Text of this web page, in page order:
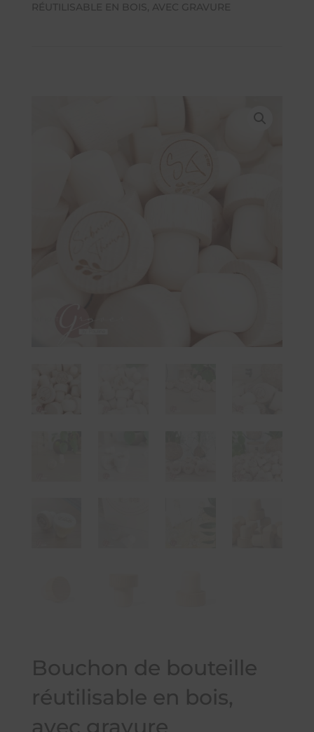
RÉUTILISABLE EN BOIS, AVEC GRAVURE
Bouchon de bouteille
réutilisable en bois,
avec gravure